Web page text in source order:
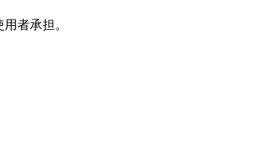
者承担。